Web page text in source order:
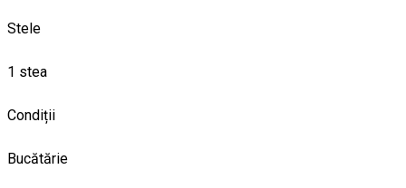
Stele
1 stea
Condiții
Bucătărie